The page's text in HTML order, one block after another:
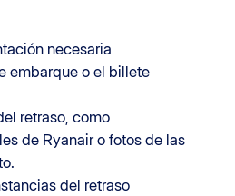
necesaria
embarque o el billete
retraso, como
de Ryanair o fotos de las
del retraso